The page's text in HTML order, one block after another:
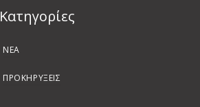
Kατηγορίες
ΝΕΑ
ΠΡΟΚΗΡΥΞΕΙΣ